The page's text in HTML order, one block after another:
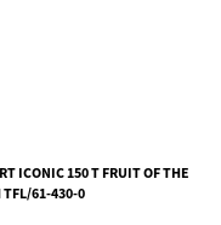
ICONIC 150 T FRUIT OF THE
TFL/61-430-0